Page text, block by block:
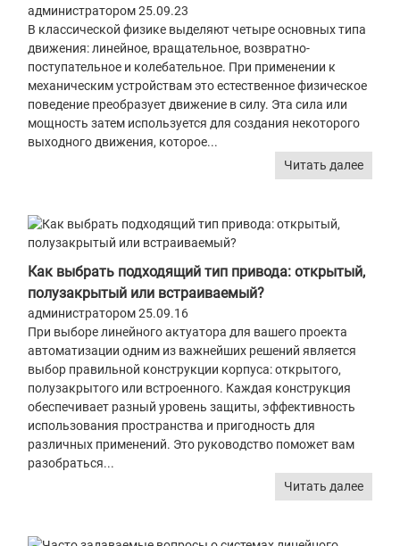
администратором 25.09.23
В классической физике выделяют четыре основных типа
движения: линейное, вращательное, возвратно-
поступательное и колебательное. При применении к
механическим устройствам это естественное физическое
поведение преобразует движение в силу. Эта сила или
мощность затем используется для создания некоторого
выходного движения, которое...
Читать далее
Как выбрать подходящий тип привода: открытый,
полузакрытый или встраиваемый?
администратором 25.09.16
При выборе линейного актуатора для вашего проекта
автоматизации одним из важнейших решений является
выбор правильной конструкции корпуса: открытого,
полузакрытого или встроенного. Каждая конструкция
обеспечивает разный уровень защиты, эффективность
использования пространства и пригодность для
различных применений. Это руководство поможет вам
разобраться...
Читать далее